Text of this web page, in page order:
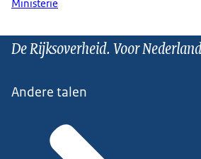
Ministerie
De Rijksoverheid. Voor Nederland
Andere talen